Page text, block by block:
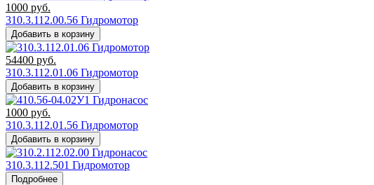
1000 руб.
310.3.112.00.56 Гидромотор
Добавить в корзину
54400 руб.
310.3.112.01.06 Гидромотор
Добавить в корзину
1000 руб.
310.3.112.01.56 Гидромотор
Добавить в корзину
310.3.112.501 Гидромотор
Подробнее